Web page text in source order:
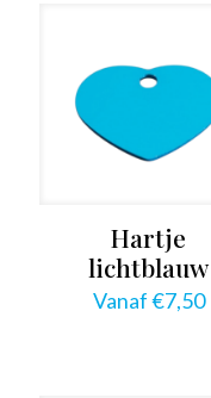
Hartje
lichtblauw
Vanaf€7,50